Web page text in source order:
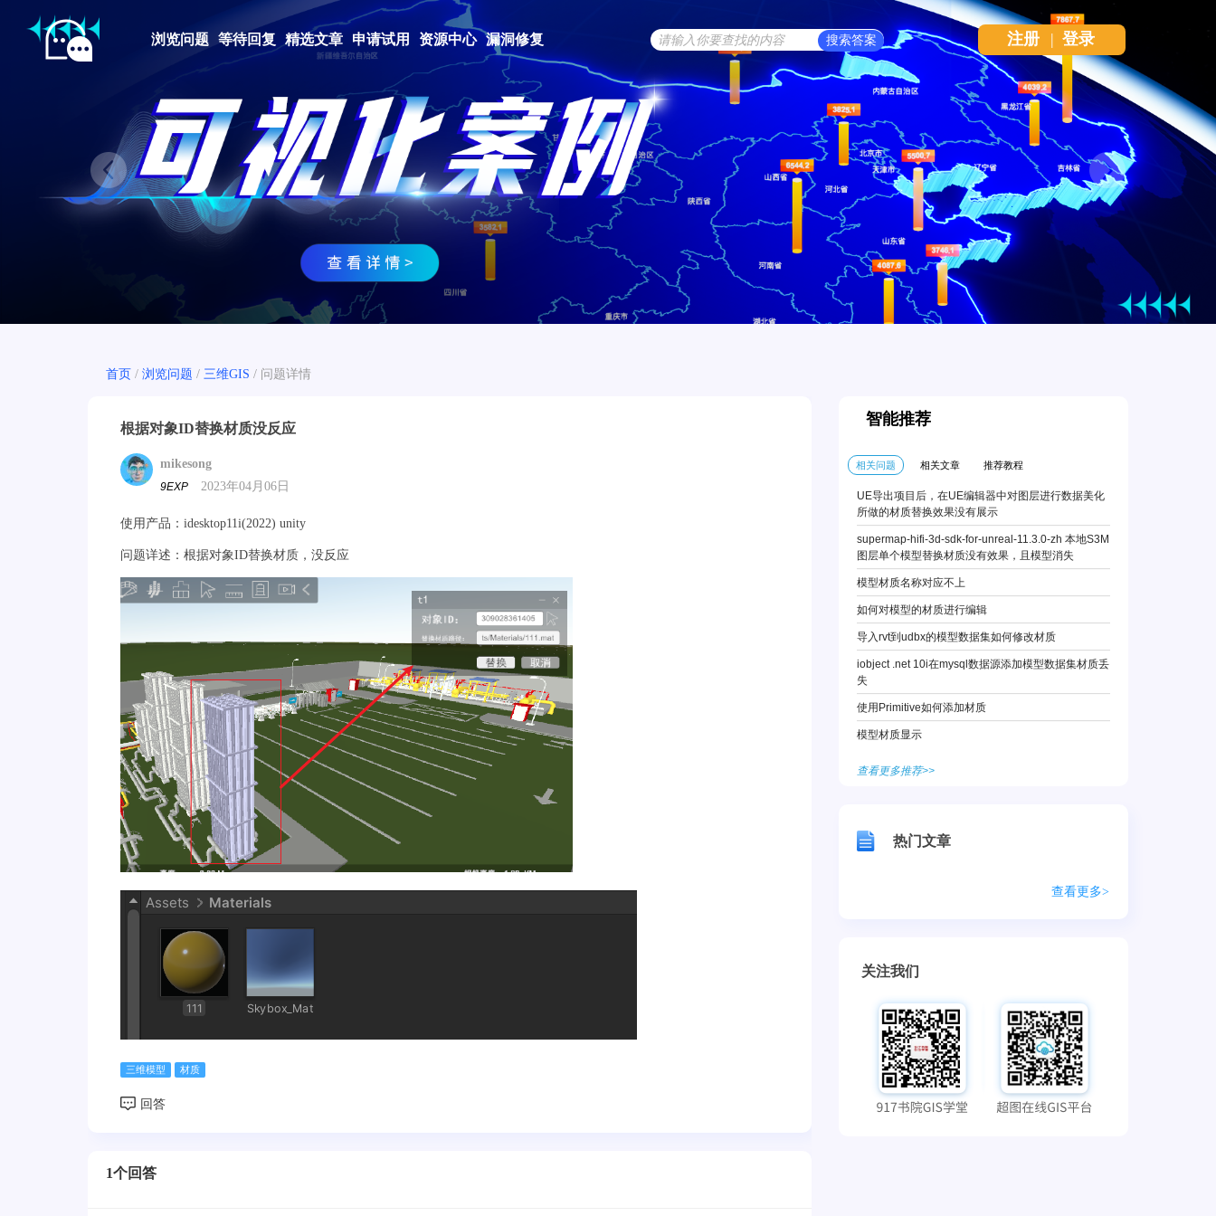
Next
Prev
浏览问题 等待回复 精选文章 申请试用 资源中心 漏洞修复 注册 | 登录
首页 / 浏览问题 / 三维GIS / 问题详情
根据对象ID替换材质没反应
mikesong
9EXP 2023年04月06日
使用产品：idesktop11i(2022) unity
问题详述：根据对象ID替换材质，没反应
三维模型 材质
1个回答
智能推荐
相关问题 相关文章 推荐教程
UE导出项目后，在UE编辑器中对图层进行数据美化
所做的材质替换效果没有展示
supermap-hifi-3d-sdk-for-unreal-11.3.0-zh 本地S3M
图层单个模型替换材质没有效果，且模型消失
模型材质名称对应不上
如何对模型的材质进行编辑
导入rvt到udbx的模型数据集如何修改材质
iobject .net 10i在mysql数据源添加模型数据集材质丢
失
使用Primitive如何添加材质
模型材质显示
查看更多推荐>>
热门文章
查看更多>
关注我们